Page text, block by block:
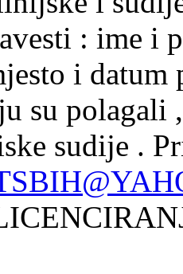
: ime i
i
su polagali
sudije .